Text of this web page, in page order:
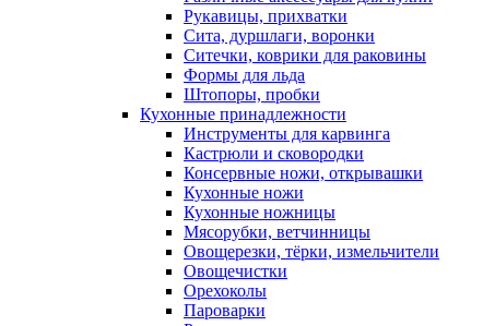
Рукавицы, прихватки
Сита, дуршлаги, воронки
Ситечки, коврики для раковины
Формы для льда
Штопоры, пробки
Кухонные принадлежности
Инструменты для карвинга
Кастрюли и сковородки
Консервные ножи, открывашки
Кухонные ножи
Кухонные ножницы
Мясорубки, ветчинницы
Овощерезки, тёрки, измельчители
Овощечистки
Орехоколы
Пароварки